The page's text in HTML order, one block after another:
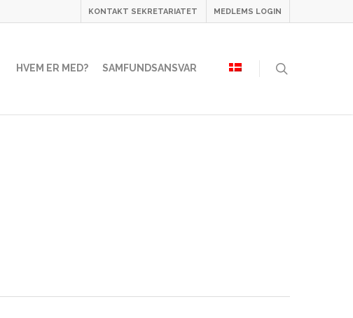
KONTAKT SEKRETARIATET MEDLEMS LOGIN
HVEM ER MED? SAMFUNDSANSVAR